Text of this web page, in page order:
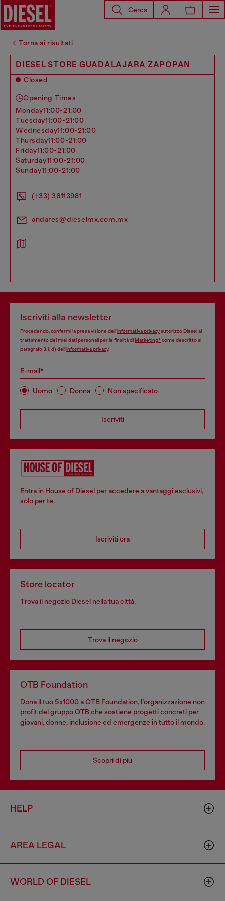
Cerca
Torna ai risultati
DIESEL STORE GUADALAJARA ZAPOPAN
Closed
Opening Times
monday11:00-21:00
tuesday11:00-21:00
wednesday11:00-21:00
thursday11:00-21:00
friday11:00-21:00
saturday11:00-21:00
sunday11:00-21:00
(+33) 36113981
andares@dieselmx.com.mx
Iscriviti alla newsletter
Procedendo, confermi la presa visione dell’informativa privacyautorizzo Diesel al
trattamento dei miei dati personali per le finalità diMarketing*come descritto al
paragrafo 3.1, d) dell’informativa privacy.
E-mail*
Uomo Donna Non specificato
Iscriviti
Entra in House of Diesel per accedere a vantaggi esclusivi,
solo per te.
Iscriviti ora
Store locator
Trova il negozio Diesel nella tua città.
Trova il negozio
OTB Foundation
Dona il tuo 5x1000 a OTB Foundation, l’organizzazione non
profit del gruppo OTB che sostiene progetti concreti per
giovani, donne, inclusione ed emergenze in tutto il mondo.
Scopri di più
HELP
AREA LEGAL
WORLD OF DIESEL